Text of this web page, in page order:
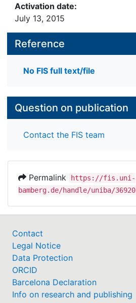
Activation date:
July 13, 2015
Reference
No FIS full text/file
Question on publication
Contact the FIS team
Permalink
https://fis.uni-
bamberg.de/handle/uniba/36920
Contact
Legal Notice
Data Protection
ORCID
Barcelona Declaration
Info on research and publishing